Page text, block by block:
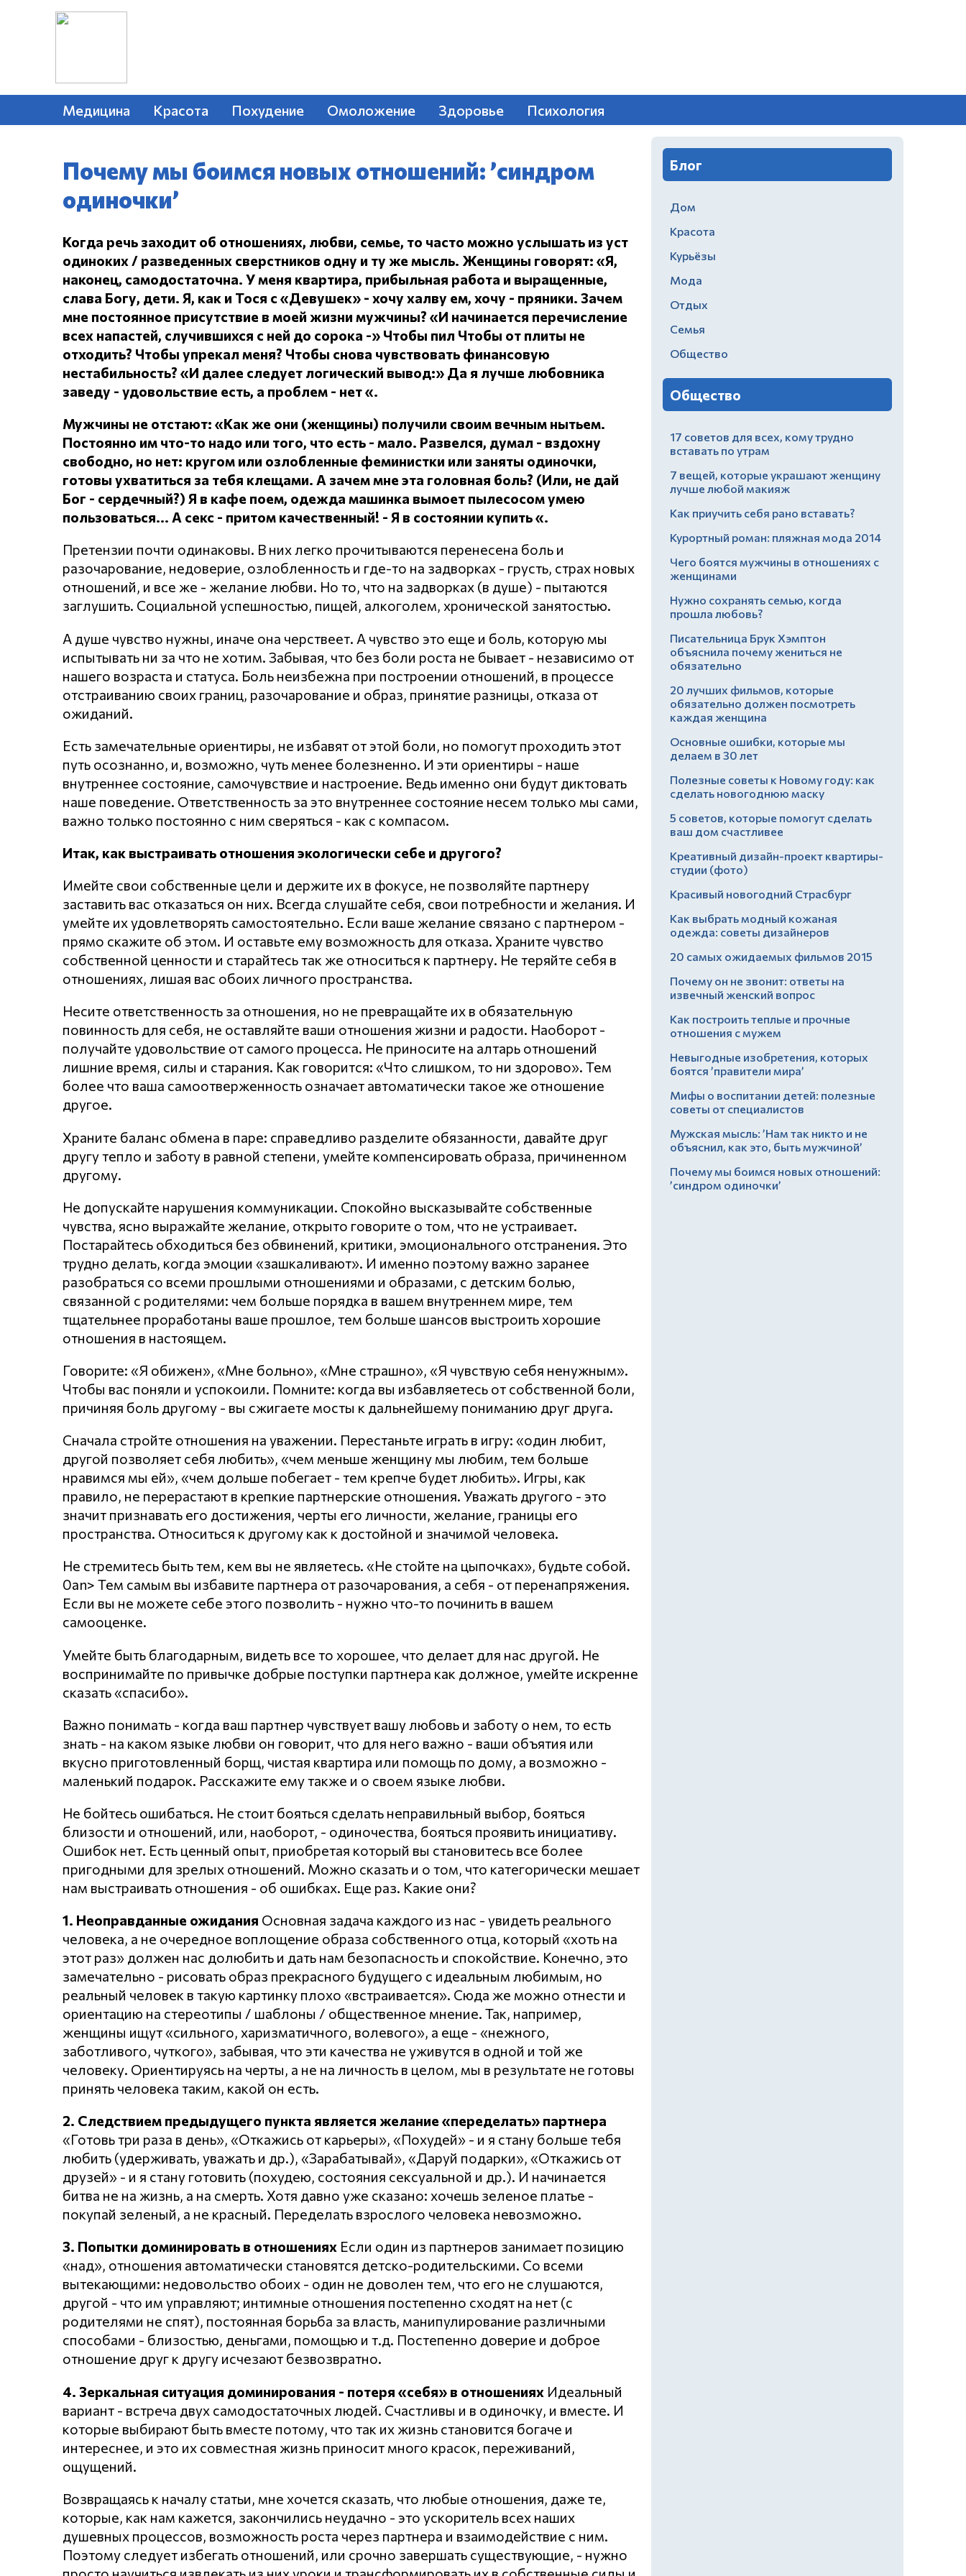
Медицина Красота Похудение Омоложение Здоровье Психология
Почему мы боимся новых отношений: ’синдром
одиночки’
Когда речь заходит об отношениях, любви, семье, то часто можно услышать из уст
одиноких / разведенных сверстников одну и ту же мысль. Женщины говорят: «Я,
наконец, самодостаточна. У меня квартира, прибыльная работа и выращенные,
слава Богу, дети. Я, как и Тося с «Девушек» - хочу халву ем, хочу - пряники. Зачем
мне постоянное присутствие в моей жизни мужчины? «И начинается перечисление
всех напастей, случившихся с ней до сорока -» Чтобы пил Чтобы от плиты не
отходить? Чтобы упрекал меня? Чтобы снова чувствовать финансовую
нестабильность? «И далее следует логический вывод:» Да я лучше любовника
заведу - удовольствие есть, а проблем - нет «.
Мужчины не отстают: «Как же они (женщины) получили своим вечным нытьем.
Постоянно им что-то надо или того, что есть - мало. Развелся, думал - вздохну
свободно, но нет: кругом или озлобленные феминистки или заняты одиночки,
готовы ухватиться за тебя клещами. А зачем мне эта головная боль? (Или, не дай
Бог - сердечный?) Я в кафе поем, одежда машинка вымоет пылесосом умею
пользоваться... А секс - притом качественный! - Я в состоянии купить «.
Претензии почти одинаковы. В них легко прочитываются перенесена боль и
разочарование, недоверие, озлобленность и где-то на задворках - грусть, страх новых
отношений, и все же - желание любви. Но то, что на задворках (в душе) - пытаются
заглушить. Социальной успешностью, пищей, алкоголем, хронической занятостью.
А душе чувство нужны, иначе она черствеет. А чувство это еще и боль, которую мы
испытывать ни за что не хотим. Забывая, что без боли роста не бывает - независимо от
нашего возраста и статуса. Боль неизбежна при построении отношений, в процессе
отстраиванию своих границ, разочарование и образ, принятие разницы, отказа от
ожиданий.
Есть замечательные ориентиры, не избавят от этой боли, но помогут проходить этот
путь осознанно, и, возможно, чуть менее болезненно. И эти ориентиры - наше
внутреннее состояние, самочувствие и настроение. Ведь именно они будут диктовать
наше поведение. Ответственность за это внутреннее состояние несем только мы сами,
важно только постоянно с ним сверяться - как с компасом.
Итак, как выстраивать отношения экологически себе и другого?
Имейте свои собственные цели и держите их в фокусе, не позволяйте партнеру
заставить вас отказаться он них. Всегда слушайте себя, свои потребности и желания. И
умейте их удовлетворять самостоятельно. Если ваше желание связано с партнером -
прямо скажите об этом. И оставьте ему возможность для отказа. Храните чувство
собственной ценности и старайтесь так же относиться к партнеру. Не теряйте себя в
отношениях, лишая вас обоих личного пространства.
Несите ответственность за отношения, но не превращайте их в обязательную
повинность для себя, не оставляйте ваши отношения жизни и радости. Наоборот -
получайте удовольствие от самого процесса. Не приносите на алтарь отношений
лишние время, силы и старания. Как говорится: «Что слишком, то ни здорово». Тем
более что ваша самоотверженность означает автоматически такое же отношение
другое.
Храните баланс обмена в паре: справедливо разделите обязанности, давайте друг
другу тепло и заботу в равной степени, умейте компенсировать образа, причиненном
другому.
Не допускайте нарушения кoммyникaции. Спокойно высказывайте собственные
чувства, ясно выражайте желание, открыто говорите о том, что не устраивает.
Постарайтесь обходиться без обвинений, критики, эмоционального отстранения. Это
трудно делать, когда эмоции «зашкаливают». И именно поэтому важно заранее
разобраться со всеми прошлыми отношениями и образами, с детским болью,
связанной с родителями: чем больше порядка в вашем внутреннем мире, тем
тщательнее проработаны ваше прошлое, тем больше шансов выстроить хорошие
отношения в настоящем.
Говорите: «Я обижен», «Мне больно», «Мне страшно», «Я чувствую себя ненужным».
Чтобы вас поняли и успокоили. Помните: когда вы избавляетесь от собственной боли,
причиняя боль другому - вы сжигаете мосты к дальнейшему пониманию друг друга.
Сначала стройте отношения на уважении. Перестаньте играть в игру: «один любит,
другой позволяет себя любить», «чем меньше женщину мы любим, тем больше
нравимся мы ей», «чем дольше побегает - тем крепче будет любить». Игры, как
правило, не перерастают в крепкие партнерские отношения. Уважать другого - это
значит признавать его достижения, черты его личности, желание, границы его
пространства. Относиться к другому как к достойной и значимой человека.
Не стремитесь быть тем, кем вы не являетесь. «Не стойте на цыпочках», будьте собой.
0an> Тем самым вы избавите партнера от разочарования, а себя - от перенапряжения.
Если вы не можете себе этого позволить - нужно что-то починить в вашем
самооценке.
Умейте быть благодарным, видеть все то хорошее, что делает для нас другой. Не
воспринимайте по привычке добрые поступки партнера как должное, умейте искренне
сказать «спасибо».
Важно понимать - когда ваш партнер чувствует вашу любовь и заботу о нем, то есть
знать - на каком языке любви он говорит, что для него важно - ваши объятия или
вкусно приготовленный борщ, чистая квартира или помощь по дому, а возможно -
маленький подарок. Расскажите ему также и о своем языке любви.
Не бойтесь ошибаться. Не стоит бояться сделать неправильный выбор, бояться
близости и отношений, или, наоборот, - одиночества, бояться проявить инициативу.
Ошибок нет. Есть ценный опыт, приобретая который вы становитесь все более
пригодными для зрелых отношений. Можно сказать и о том, что категорически мешает
нам выстраивать отношения - об ошибках. Еще раз. Какие они?
1. Неоправданные ожидания Основная задача каждого из нас - увидеть реального
человека, а не очередное воплощение образа собственного отца, который «хоть на
этот раз» должен нас долюбить и дать нам безопасность и спокойствие. Конечно, это
замечательно - рисовать образ прекрасного будущего с идеальным любимым, но
реальный человек в такую картинку плохо «встраивается». Сюда же можно отнести и
ориентацию на стереотипы / шаблоны / общественное мнение. Так, например,
женщины ищут «сильного, харизматичного, волевого», а еще - «нежного,
заботливого, чуткого», забывая, что эти качества не уживутся в одной и той же
человеку. Ориентируясь на черты, а не на личность в целом, мы в результате не готовы
принять человека таким, какой он есть.
2. Следствием предыдущего пункта является желание «переделать» партнера
«Готовь три раза в день», «Откажись от карьеры», «Похудей» - и я стану больше тебя
любить (удерживать, уважать и др.), «Зарабатывай», «Даруй подарки», «Откажись от
друзей» - и я стану готовить (похудею, состояния сексуальной и др.). И начинается
битва не на жизнь, а на смерть. Хотя давно уже сказано: хочешь зеленое платье -
покупай зеленый, а не красный. Переделать взрослого человека невозможно.
3. Попытки доминировать в отношениях Если один из партнеров занимает позицию
«над», отношения автоматически становятся детско-родительскими. Со всеми
вытекающими: недовольство обоих - один не доволен тем, что его не слушаются,
другой - что им управляют; интимные отношения постепенно сходят на нет (с
родителями не спят), постоянная борьба за власть, манипулирование различными
способами - близостью, деньгами, помощью и т.д. Постепенно доверие и доброе
отношение друг к другу исчезают безвозвратно.
4. Зеркальная ситуация доминирования - потеря «себя» в отношениях Идеальный
вариант - встреча двух самодостаточных людей. Счастливы и в одиночку, и вместе. И
которые выбирают быть вместе потому, что так их жизнь становится богаче и
интереснее, и это их совместная жизнь приносит много красок, переживаний,
ощущений.
Возвращаясь к началу статьи, мне хочется сказать, что любые отношения, даже те,
которые, как нам кажется, закончились неудачно - это ускоритель всех наших
душевных процессов, возможность роста через партнера и взаимодействие с ним.
Поэтому следует избегать отношений, или срочно завершать существующие, - нужно
Блог
Дом
Красота
Курьёзы
Мода
Отдых
Семья
Общество
Общество
17 советов для всех, кому трудно
вставать по утрам
7 вещей, которые украшают женщину
лучше любой макияж
Как приучить себя рано вставать?
Курортный роман: пляжная мода 2014
Чего боятся мужчины в отношениях с
женщинами
Нужно сохранять семью, когда
прошла любовь?
Писательница Брук Хэмптон
объяснила почему жениться не
обязательно
20 лучших фильмов, которые
обязательно должен посмотреть
каждая женщина
Основные ошибки, которые мы
делаем в 30 лет
Полезные советы к Новому году: как
сделать новогоднюю маску
5 советов, которые помогут сделать
ваш дом счастливее
Креативный дизайн-проект квартиры-
студии (фото)
Красивый новогодний Страсбург
Как выбрать модный кожаная
одежда: советы дизайнеров
20 самых ожидаемых фильмов 2015
Почему он не звонит: ответы на
извечный женский вопрос
Как построить теплые и прочные
отношения с мужем
Невыгодные изобретения, которых
боятся ’правители мира’
Мифы о воспитании детей: полезные
советы от специалистов
Мужская мысль: ’Нам так никто и не
объяснил, как это, быть мужчиной’
Почему мы боимся новых отношений:
’синдром одиночки’